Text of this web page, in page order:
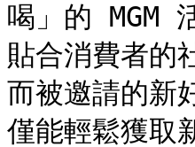
喝」的 MGM
貼合消費者的
而被邀請的新
僅能輕鬆獲取